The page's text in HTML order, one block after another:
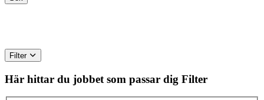
Filter
Här hittar du jobbet som passar dig Filter